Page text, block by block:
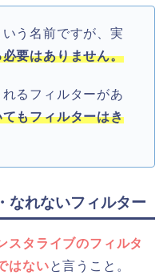
いう名前ですが、実
要はありません。
るフィルターがあ
もフィルターはき
なれないフィルター
スタライブのフィルタ
はないと言うこと。